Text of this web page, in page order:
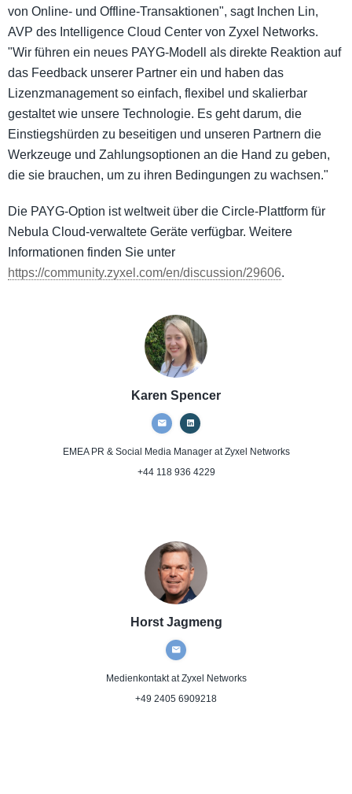
von Online- und Offline-Transaktionen", sagt Inchen Lin,
AVP des Intelligence Cloud Center von Zyxel Networks.
"Wir führen ein neues PAYG-Modell als direkte Reaktion auf
das Feedback unserer Partner ein und haben das
Lizenzmanagement so einfach, flexibel und skalierbar
gestaltet wie unsere Technologie. Es geht darum, die
Einstiegshürden zu beseitigen und unseren Partnern die
Werkzeuge und Zahlungsoptionen an die Hand zu geben,
die sie brauchen, um zu ihren Bedingungen zu wachsen."
Die PAYG-Option ist weltweit über die Circle-Plattform für
Nebula Cloud-verwaltete Geräte verfügbar. Weitere
Informationen finden Sie unter
https://community.zyxel.com/en/discussion/29606.
Karen Spencer
EMEA PR & Social Media Managerat Zyxel Networks
+44 118 936 4229
Horst Jagmeng
Medienkontaktat Zyxel Networks
+49 2405 6909218